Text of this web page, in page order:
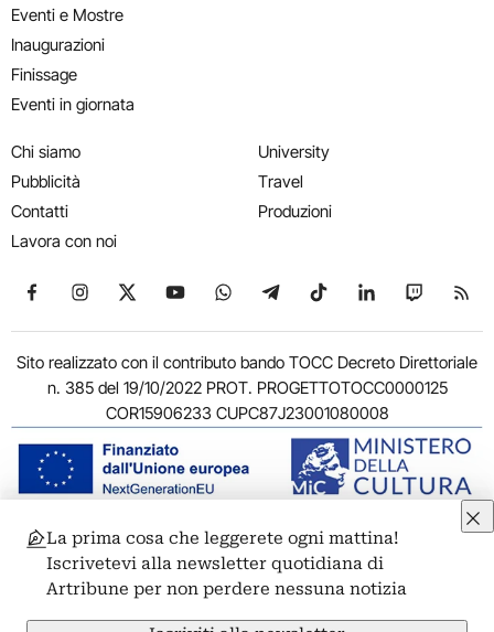
Eventi e Mostre
Inaugurazioni
Finissage
Eventi in giornata
Chi siamo
Pubblicità
Contatti
Lavora con noi
University
Travel
Produzioni
Seguici su Facebook
Seguici su Instagram
Seguici su X
Seguici su YouTube
Seguici su WhatsApp
Seguici su Telegram
Seguici su TikTok
Seguici su
Seguici
Sito realizzato con il contributo bando TOCC Decreto Direttoriale
n. 385 del 19/10/2022 PROT. PROGETTOTOCC0000125
COR15906233 CUPC87J23001080008
© 2011-2026 ARTRIBUNE srl – Corso Vittorio Emanuele II, 287 –
00186 Roma - P.I. 11381581005
Privacy: Responsabile della protezione dei dati personali
ARTRIBUNE srl – Corso Vittorio Emanuele II, 287 – 00186 Roma
La prima cosa che leggerete ogni mattina!
Iscrivetevi alla newsletter quotidiana di
Artribune per non perdere nessuna notizia